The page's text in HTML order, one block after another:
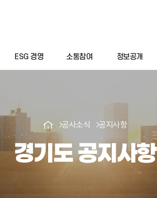
ESG 경영 소통참여 정보공개
공사소식 공지사항
경기도 공지사항